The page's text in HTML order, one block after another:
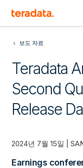
보도 자료
Teradata
Second
Release
2024년 7월 15일 |
Earnings